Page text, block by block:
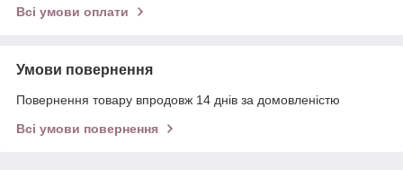
Всі умови оплати
Умови повернення
Повернення товару впродовж 14 днів за домовленістю
Всі умови повернення